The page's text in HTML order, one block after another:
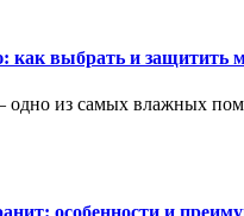
как выбрать и защитить
из самых влажных